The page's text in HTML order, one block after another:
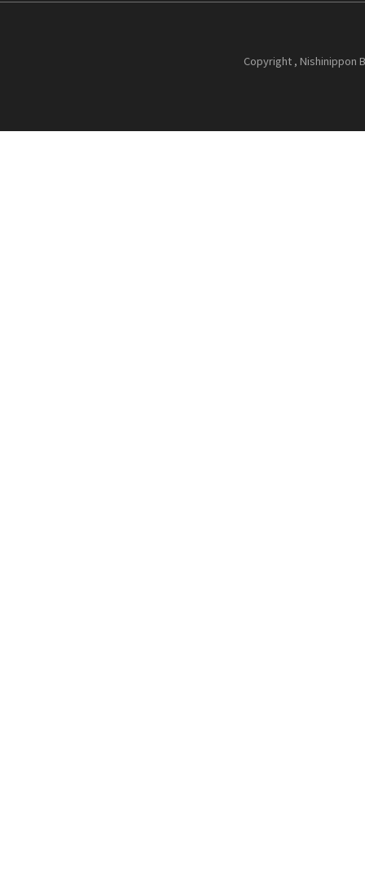
Copyright , Nishinippon